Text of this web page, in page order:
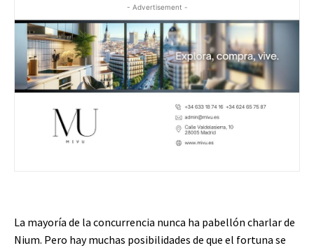
- Advertisement -
La mayoría de la concurrencia nunca ha pabellón charlar de
Nium. Pero hay muchas posibilidades de que el fortuna se